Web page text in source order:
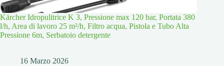
Kärcher Idropulitrice K 3, Pressione max 120 bar, Portata 380
l/h, Area di lavoro 25 m²/h, Filtro acqua, Pistola e Tubo Alta
Pressione 6m, Serbatoio detergente
16 Marzo 2026